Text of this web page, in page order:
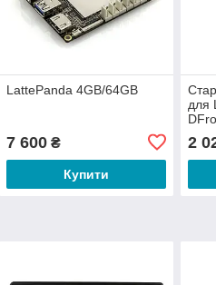
LattePanda 4GB/64GB
7 600₴
Купити
для
2